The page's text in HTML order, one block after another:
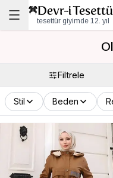
tesettür giyimde 12. yıl
Filtrele
Stil Beden